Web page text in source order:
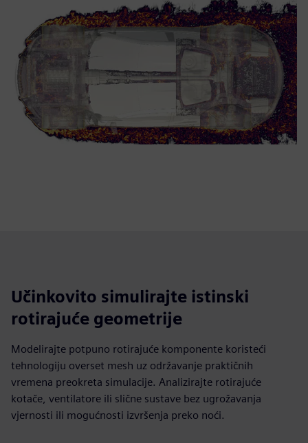
Učinkovito simulirajte istinski
rotirajuće geometrije
Modelirajte potpuno rotirajuće komponente koristeći
tehnologiju overset mesh uz održavanje praktičnih
vremena preokreta simulacije. Analizirajte rotirajuće
kotače, ventilatore ili slične sustave bez ugrožavanja
vjernosti ili mogućnosti izvršenja preko noći.